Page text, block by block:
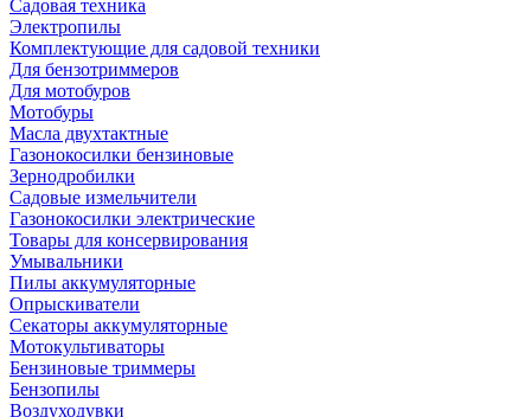
Садовая техника
Электропилы
Комплектующие для садовой техники
Для бензотриммеров
Для мотобуров
Мотобуры
Масла двухтактные
Газонокосилки бензиновые
Зернодробилки
Садовые измельчители
Газонокосилки электрические
Товары для консервирования
Умывальники
Пилы аккумуляторные
Опрыскиватели
Секаторы аккумуляторные
Мотокультиваторы
Бензиновые триммеры
Бензопилы
Воздуходувки